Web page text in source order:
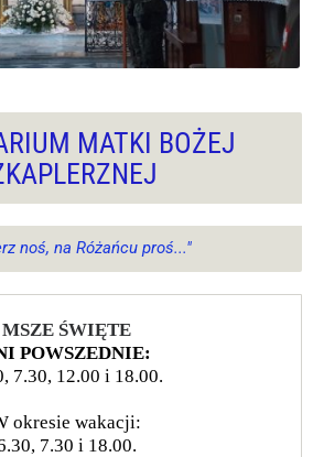
MATKI BOŻEJ
noś, na Różańcu proś..."
MSZE ŚWIĘTE
POWSZEDNIE:
7.30, 12.00 i 18.00.
okresie wakacji:
7.30 i 18.00.